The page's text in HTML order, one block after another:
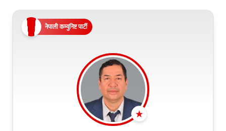
नेपाली कम्युनिष्ट पार्टी